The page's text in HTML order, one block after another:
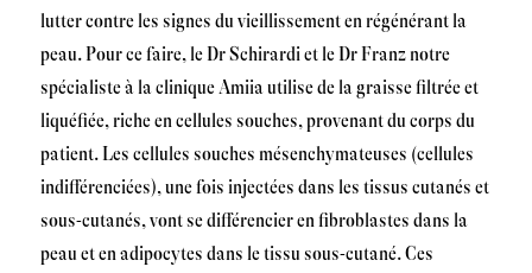
lutter contre les signes du vieillissement en régénérant la
peau. Pour ce faire, le Dr Schirardi et le Dr Franz notre
spécialiste à la clinique Amiia utilise de la graisse filtrée et
liquéfiée, riche en cellules souches, provenant du corps du
patient. Les cellules souches mésenchymateuses (cellules
indifférenciées), une fois injectées dans les tissus cutanés et
sous-cutanés, vont se différencier en fibroblastes dans la
peau et en adipocytes dans le tissu sous-cutané. Ces